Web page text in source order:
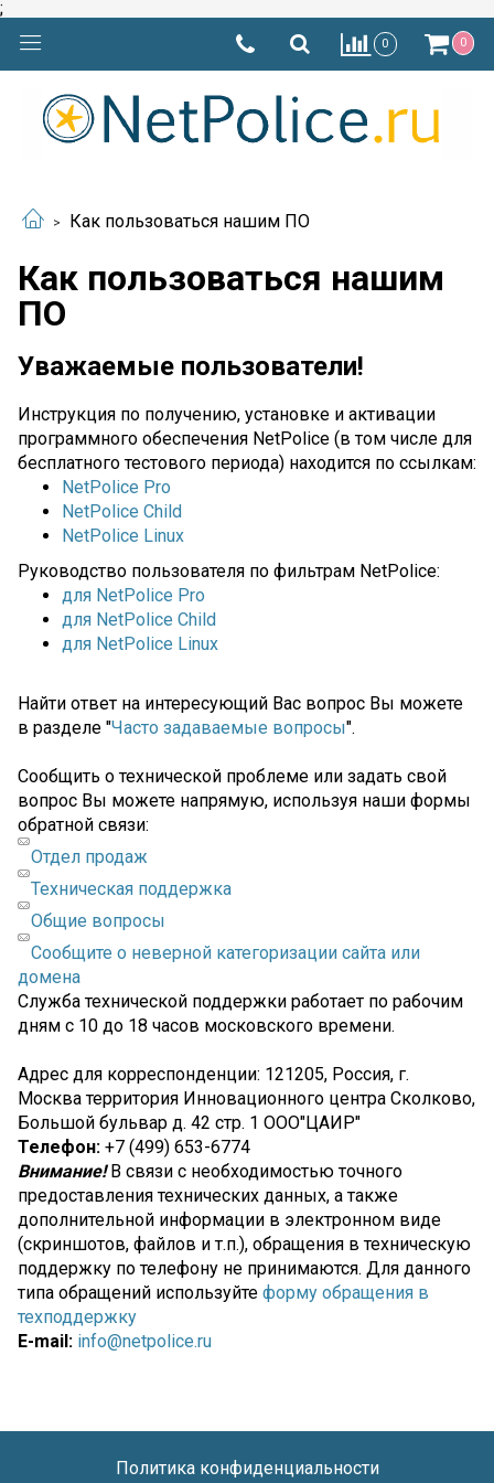
;
0 0
Как пользоваться нашим ПО
Как пользоваться нашим
ПО
Уважаемые пользователи!
Инструкция по получению, установке и активации
программного обеспечения NetPolice (в том числе для
бесплатного тестового периода) находится по ссылкам:
NetPolice Pro
NetPolice Child
NetPolice Linux
Руководство пользователя по фильтрам NetPolice:
для NetPolice Pro
для NetPolice Child
для NetPolice Linux
Найти ответ на интересующий Вас вопрос Вы можете
в разделе "Часто задаваемые вопросы".
Сообщить о технической проблеме или задать свой
вопрос Вы можете напрямую, используя наши формы
обратной связи:
Отдел продаж
Техническая поддержка
Общие вопросы
Сообщите о неверной категоризации сайта или
домена
Служба технической поддержки работает по рабочим
дням с 10 до 18 часов московского времени.
Адрес для корреспонденции: 121205, Россия, г.
Москва территория Инновационного центра Сколково,
Большой бульвар д. 42 стр. 1 ООО"ЦАИР"
Телефон: +7 (499) 653-6774
Внимание!В связи с необходимостью точного
предоставления технических данных, а также
дополнительной информации в электронном виде
(скриншотов, файлов и т.п.), обращения в техническую
поддержку по телефону не принимаются. Для данного
типа обращений используйте форму обращения в
техподдержку
E-mail: info@netpolice.ru
Политика конфиденциальности